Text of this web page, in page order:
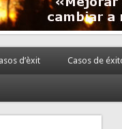
d’èxit Casos de